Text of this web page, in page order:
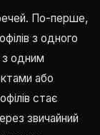
По-перше,
з одного
з одним
або
стає
звичайний